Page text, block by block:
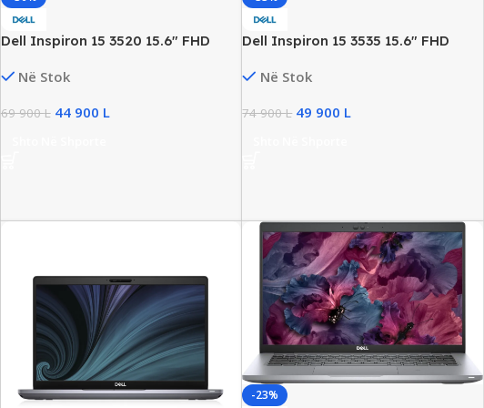
Dell Inspiron 15 3520 15.6″ FHD
8GB DDR4, 512GB SSD, Intel UHD
Në Stok
69 900L 44 900 L
Dell Inspiron 15 3535 15.6″ FHD
16GB DDR4, 512GB SSD NVMe,
Në Stok
74 900L 49 900 L
-23%